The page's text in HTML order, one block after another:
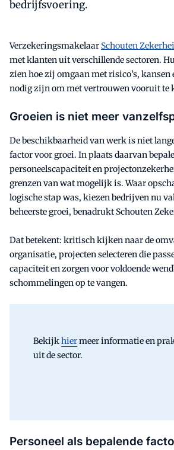
bedrijfsvoering.
Verzekeringsmakelaar Schouten
met klanten uit verschillende sectoren.
zien hoe zij omgaan met risico’s, kansen
nodig zijn om met vertrouwen vooruit te
Groeien is niet meer
De beschikbaarheid van werk is niet
factor voor groei. In plaats daarvan
personeelscapaciteit en
grenzen van wat mogelijk is. Waar
logische stap was, kiezen bedrijven nu
beheerste groei, benadrukt Schouten
Dat betekent: kritisch kijken naar de
organisatie, projecten selecteren die
capaciteit en zorgen voor voldoende
schommelingen op te vangen.
Bekijkhiermeer informatie en
uit de sector.
Personeel als bepalende